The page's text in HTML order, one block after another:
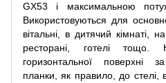
GX53 і максимальною
Використовуються для
вітальні, в дитячий кімнаті,
ресторані, готелі тощо.
горизонтальної поверхні
планки, як правило, до стелі,